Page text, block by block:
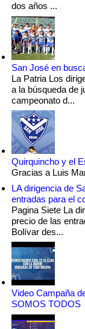
dos años ...
San José en
La Patria Los
a la búsqueda de
campeonato d...
Quirquincho y el
Gracias a Luis
LA dirigencia de
entradas para el
Pagina Siete La
precio de las
Bolívar des...
Video Campaña
SOMOS TODOS